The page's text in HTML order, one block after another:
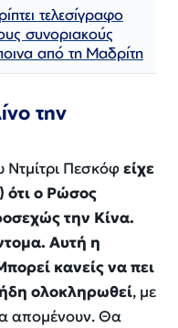
τελεσίγραφο
συνοριακούς
από τη Μαδρίτη
την
Πεσκόφείχε
ότι ο Ρώσος
την Κίνα.
Αυτή η
κανείς να πει
ήδη ολοκληρωθεί, με
να απομένουν. Θα